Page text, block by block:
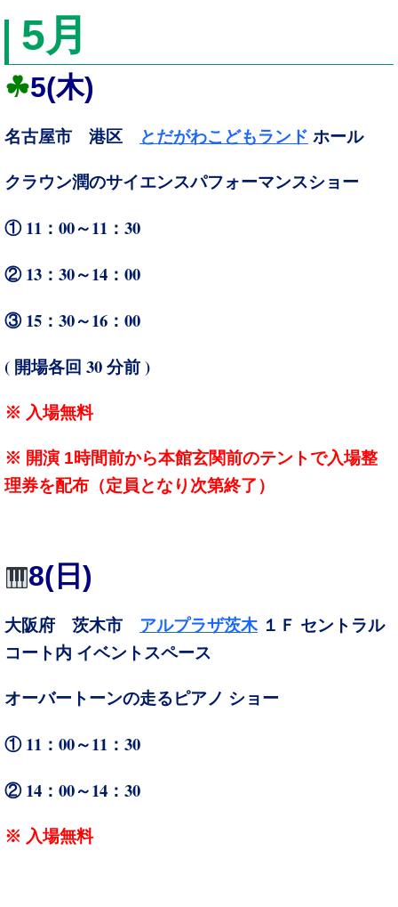
5月
☘5(木)
名古屋市 港区 とだがわこどもランド ホール
クラウン潤のサイエンスパフォーマンスショー
① 11：00～11：30
② 13：30～14：00
③ 15：30～16：00
( 開場各回 30 分前 )
※ 入場無料
※ 開演 1時間前から本館玄関前のテントで入場整
理券を配布（定員となり次第終了）
8(日)
大阪府 茨木市 アルプラザ茨木１Ｆ セントラル
コート内 イベントスペース
オーバートーンの走るピアノ ショー
① 11：00～11：30
② 14：00～14：30
※ 入場無料